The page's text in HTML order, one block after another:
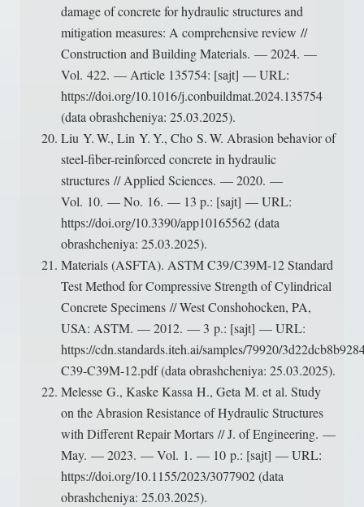
damage of concrete for hydraulic structures and
mitigation measures: A comprehensive review //
Construction and Building Materials. — 2024. —
Vol. 422. — Article 135754: [sajt] — URL:
https://doi.org/10.1016 /j.conbuildmat.2024.135754
(data obrashcheniya: 25.03.2025).
Liu Y. W., Lin Y. Y., Cho S. W. Abrasion behavior of
steel-fiber-reinforced concrete in hydraulic
structures // Applied Sciences. — 2020. —
Vol. 10. — No. 16. — 13 p.: [sajt] — URL:
https://doi.org/10.3390/app10165562 (data
obrashcheniya: 25.03.2025).
Materials (ASFTA). ASTM C39 / C39M-12 Standard
Test Method for Compressive Strength of Cylindrical
Concrete Specimens // West Conshohocken, PA,
USA: ASTM. — 2012. — 3 p.: [sajt] — URL:
https://cdn.standards.iteh.ai/samples/79920/
C39‑C39M-12.pdf (data obrashcheniya: 25.03.2025).
Melesse G., Kaske Kassa H., Geta M. et al. Study
on the Abrasion Resistance of Hydraulic Structures
with Different Repair Mortars // J. of Engineering. —
May. — 2023. — Vol. 1. — 10 p.: [sajt] — URL:
https://doi.org/10.1155/2023/3077902 (data
obrashcheniya: 25.03.2025).